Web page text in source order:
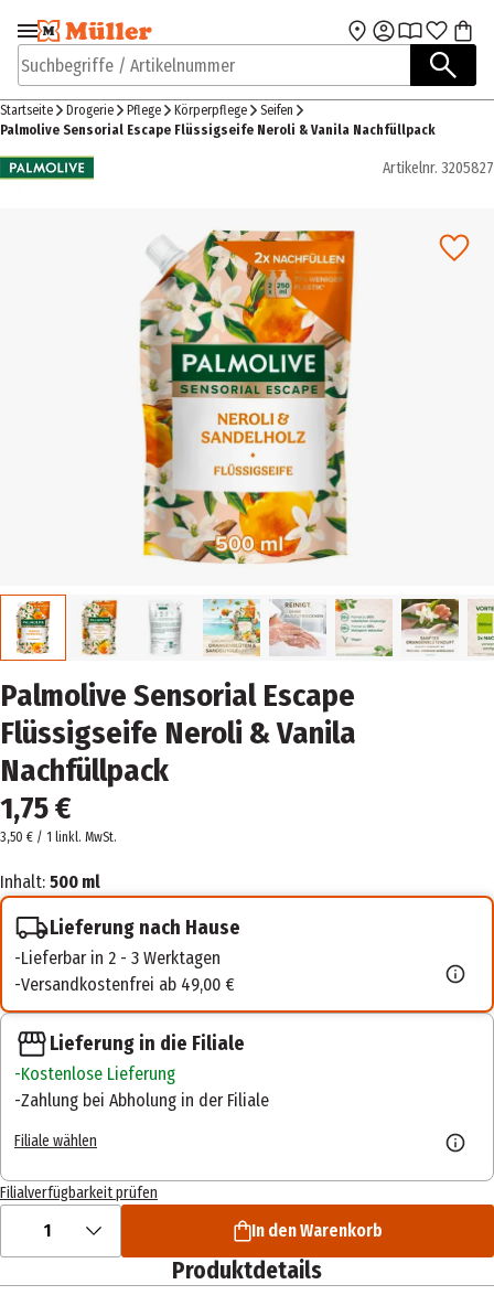
Zur Navigation
springen
Zum Hauptinhalt
Suchbegriffe / Artikelnummer
Startseite Drogerie Pflege Körperpflege
Seifen
Palmolive Sensorial Escape Flüssigseife Neroli & Vanila Nachfüllpack
Artikelnr. 3205827
Palmolive Sensorial Escape
Flüssigseife Neroli & Vanila
Nachfüllpack
1,75 €
3,50 € / 1 linkl. MwSt.
Inhalt: 500 ml
Lieferung nach Hause
Lieferbar in 2 - 3 Werktagen
Versandkostenfrei ab 49,00 €
Lieferung in die Filiale
Kostenlose Lieferung
Zahlung bei Abholung in der Filiale
Filiale wählen
Filialverfügbarkeit prüfen
1 In den Warenkorb
Produktdetails